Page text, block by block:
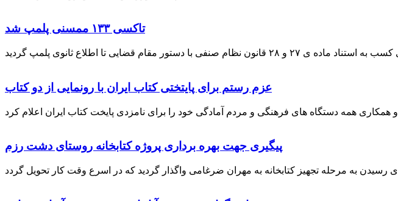
تاکسی ۱۳۳ ممسنی پلمپ شد
عزم رستم برای پایتختی کتاب ایران با رونمایی از دو کتاب
پیگیری جهت بهره برداری پروژه کتابخانه روستای دشت رزم